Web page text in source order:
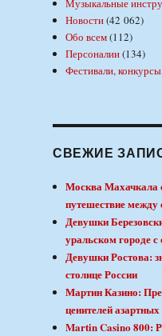
Музыкальные
Новости(42 062)
Обо всем(112)
Персоналии(134)
Фестивали,
СВЕЖИЕ
Москва Махачкала
путешествие между
Девушки
уральском городе
Девушки Ростова:
столице России
Мартин Казино:
ценителей
Martin Casino 800: